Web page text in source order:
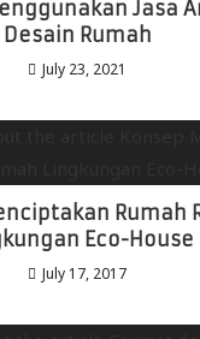
Jasa
Desain Rumah
July 23, 2021
Rumah
Eco-House
July 17, 2017